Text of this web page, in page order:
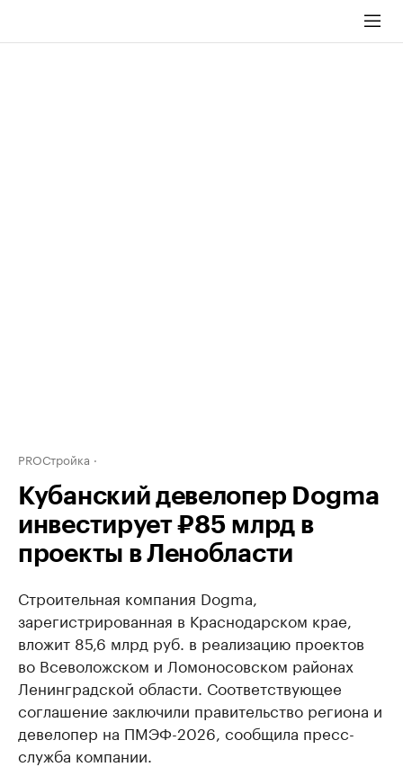
PROСтройка
Кубанский девелопер Dogma
инвестирует ₽85 млрд в
проекты в Ленобласти
Строительная компания Dogma,
зарегистрированная в Краснодарском крае,
вложит 85,6 млрд руб. в реализацию проектов
во Всеволожском и Ломоносовском районах
Ленинградской области. Соответствующее
соглашение заключили правительство региона и
девелопер на ПМЭФ-2026, сообщила пресс-
служба компании.